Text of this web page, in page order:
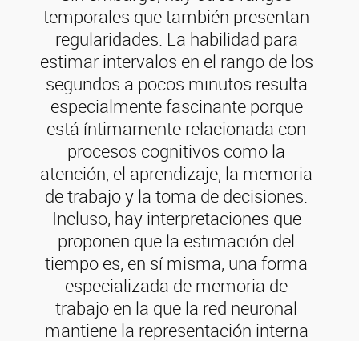
temporales que también presentan
regularidades. La habilidad para
estimar intervalos en el rango de los
segundos a pocos minutos resulta
especialmente fascinante porque
está íntimamente relacionada con
procesos cognitivos como la
atención, el aprendizaje, la memoria
de trabajo y la toma de decisiones.
Incluso, hay interpretaciones que
proponen que la estimación del
tiempo es, en sí misma, una forma
especializada de memoria de
trabajo en la que la red neuronal
mantiene la representación interna